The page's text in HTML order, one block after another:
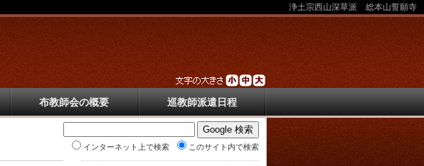
浄土宗西山深草派 総本山誓願寺
布教師会の概要 巡教師派遣日程
インターネット上で検索 このサイト内で検索